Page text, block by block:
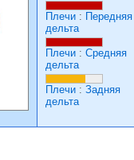
Плечи : Передняя
дельта
Плечи : Средняя
дельта
Плечи : Задняя
дельта